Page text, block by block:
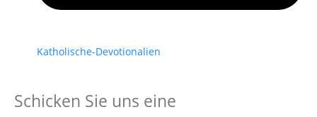
Katholische-Devotionalien
Schicken Sie uns eine